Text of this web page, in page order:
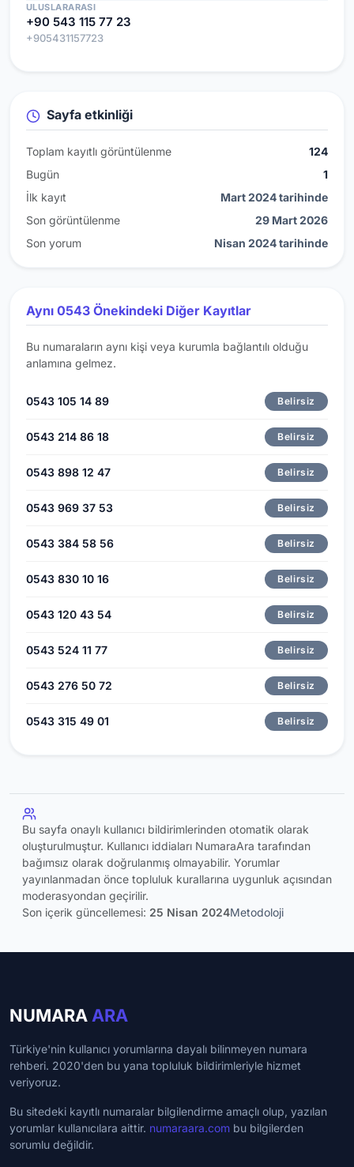
ULUSLARARASI
+90 543 115 77 23
+905431157723
Sayfa etkinliği
Toplam kayıtlı görüntülenme
124
Bugün
1
İlk kayıt
Mart 2024 tarihinde
Son görüntülenme
29 Mart 2026
Son yorum
Nisan 2024 tarihinde
Aynı 0543 Önekindeki Diğer Kayıtlar
Bu numaraların aynı kişi veya kurumla bağlantılı olduğu
anlamına gelmez.
0543 105 14 89 Belirsiz
0543 214 86 18 Belirsiz
0543 898 12 47 Belirsiz
0543 969 37 53 Belirsiz
0543 384 58 56 Belirsiz
0543 830 10 16 Belirsiz
0543 120 43 54 Belirsiz
0543 524 11 77 Belirsiz
0543 276 50 72 Belirsiz
0543 315 49 01 Belirsiz
Bu sayfa onaylı kullanıcı bildirimlerinden otomatik olarak
oluşturulmuştur. Kullanıcı iddiaları NumaraAra tarafından
bağımsız olarak doğrulanmış olmayabilir. Yorumlar
yayınlanmadan önce topluluk kurallarına uygunluk açısından
moderasyondan geçirilir.
Son içerik güncellemesi: 25 Nisan 2024Metodoloji
NUMARA ARA
Türkiye'nin kullanıcı yorumlarına dayalı bilinmeyen numara
rehberi. 2020'den bu yana topluluk bildirimleriyle hizmet
veriyoruz.
Bu sitedeki kayıtlı numaralar bilgilendirme amaçlı olup, yazılan
yorumlar kullanıcılara aittir. numaraara.com bu bilgilerden
sorumlu değildir.